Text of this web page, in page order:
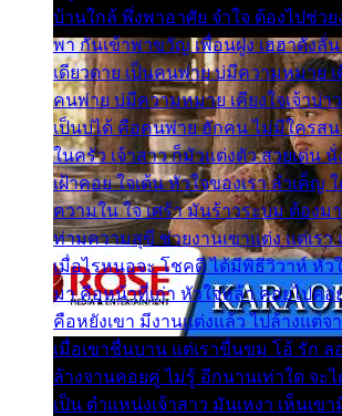
บ้านใกล้ พึ่งพาอาศัย จำใจ ต้องไปช่วย
พา กันเข้าพาขวัญ เพื่อนฝูง เฮฮาดังลั่น
เดียวดาย เป็นคนพ่าย บ่มีความหมาย เ
คนพ่าย บ่มีความหมาย เคียงใจเจ้าบ่าว
เป็นบ่ได้ คือคนพ่าย ฮักคน ไม่มีใครสน
ในครัว เจ้าสาว ก็มัวแต่งตัว สวยเด่น นั่
เฝ้าคอย ใจเต้น หัวใจของเรา ลำเค็ญ
ความใน ใจ เศร้า มันร้าวระบม ต้องม
ท่ามความสุขี ช่วยงานเขาแต่ง แต่เรา
เมื่อไรหนอจะ โชคดี ได้มีพิธีวิวาห์ หัว
มา คือหน้าที่เก่า หัวใจหล้า คอยไปคอ
คือหยังเขา มีงานแต่งแล้ว ไปล้างแต่จ
เมื่อเขาชื่นบาน แต่เราขื่นขม โอ้ รัก ล
ล้างจานคอยคู่ ไม่รู้ อีกนานเท่าใด จะ
เป็น ตำแหน่งเจ้าสาว มันเหงา เห็นเ